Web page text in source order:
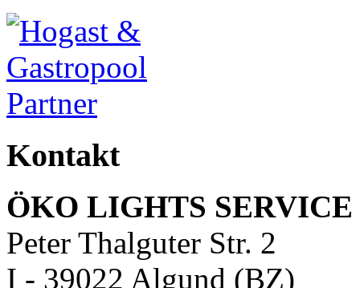
Kontakt
ÖKO LIGHTS
Peter Thalguter Str. 2
I - 39022 Algund (BZ)